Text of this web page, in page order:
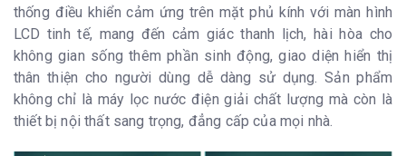
thống điều khiển cảm ứng trên mặt phủ kính với màn hình
LCD tinh tế, mang đến cảm giác thanh lịch, hài hòa cho
không gian sống thêm phần sinh động, giao diện hiển thị
thân thiện cho người dùng dễ dàng sử dụng. Sản phẩm
không chỉ là máy lọc nước điện giải chất lượng mà còn là
thiết bị nội thất sang trọng, đẳng cấp của mọi nhà.